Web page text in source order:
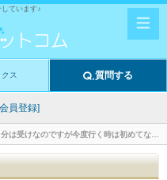
ています♪
ス 質問する
員登録]
は受けなのですが今度行く時は初めてな…